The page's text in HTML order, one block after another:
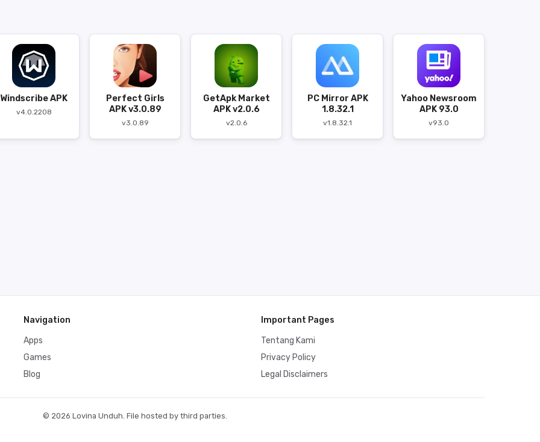
Windscribe APK
v4.0.2208
Perfect Girls
APK v3.0.89
v3.0.89
GetApk Market
APK v2.0.6
v2.0.6
PC Mirror APK
1.8.32.1
v1.8.32.1
Yahoo Newsroom
APK 93.0
v93.0
Navigation
Apps
Games
Blog
Important Pages
Tentang Kami
Privacy Policy
Legal Disclaimers
© 2026 Lovina Unduh. File hosted by third parties.